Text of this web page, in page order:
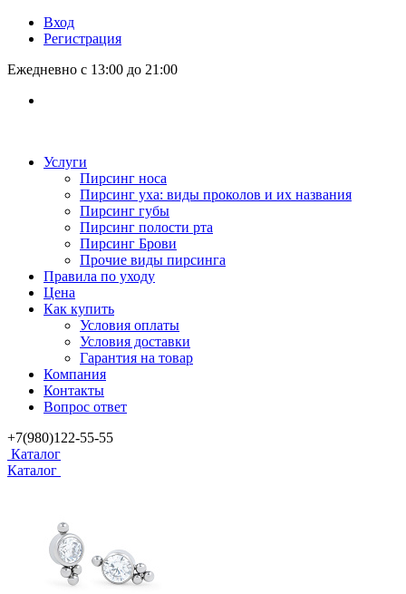
Вход
Регистрация
Ежедневно с 13:00 до 21:00
Услуги
Пирсинг носа
Пирсинг уха: виды проколов и их названия
Пирсинг губы
Пирсинг полости рта
Пирсинг Брови
Прочие виды пирсинга
Правила по уходу
Цена
Как купить
Условия оплаты
Условия доставки
Гарантия на товар
Компания
Контакты
Вопрос ответ
+7(980)122-55-55
Каталог
Каталог